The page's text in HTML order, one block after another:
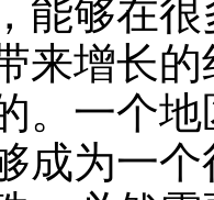
能够在
来增长
。一个
成为一